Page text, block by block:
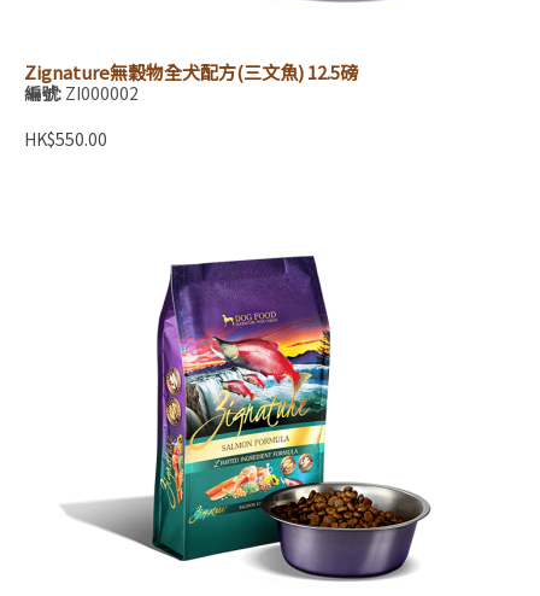
Zignature無穀物全犬配方(三文魚) 12.5磅
編號: ZI000002
HK$550.00